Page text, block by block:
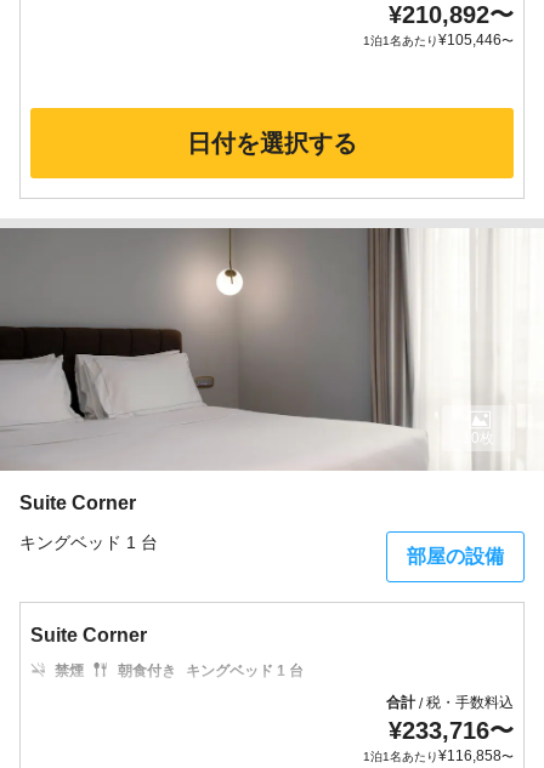
¥210,892〜
1泊1名あたり¥105,446〜
日付を選択する
Suite Corner
キングベッド 1 台
部屋の設備
10枚
Suite Corner
禁煙 朝食付き
キングベッド 1 台
合計/税・手数料込
¥233,716〜
1泊1名あたり¥116,858〜